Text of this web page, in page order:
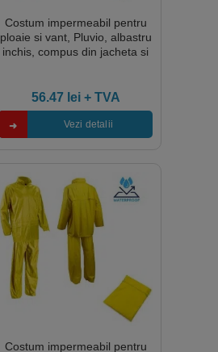
Costum impermeabil pentru
ploaie si vant, Pluvio, albastru
inchis, compus din jacheta si
56.47 lei+ TVA
Vezi detalii
Costum impermeabil pentru